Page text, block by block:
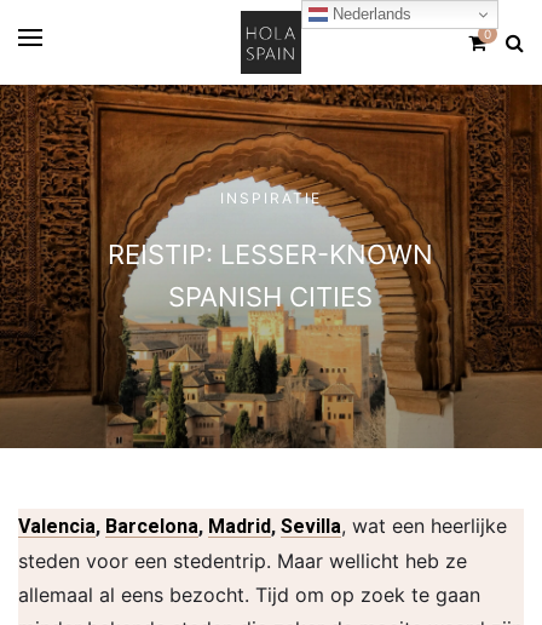
0
INSPIRATIE
REISTIP: LESSER-KNOWN
SPANISH CITIES
Valencia, Barcelona, Madrid, Sevilla, wat een heerlijke
steden voor een stedentrip. Maar wellicht heb ze
allemaal al eens bezocht. Tijd om op zoek te gaan
Nederlands